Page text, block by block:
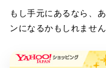
もし手元にあるなら、
ンになるかもしれません